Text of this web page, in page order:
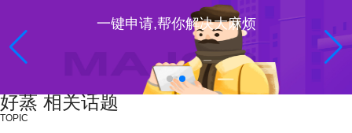
一键申请,帮你解决大麻烦
好蒸 相关话题
TOPIC